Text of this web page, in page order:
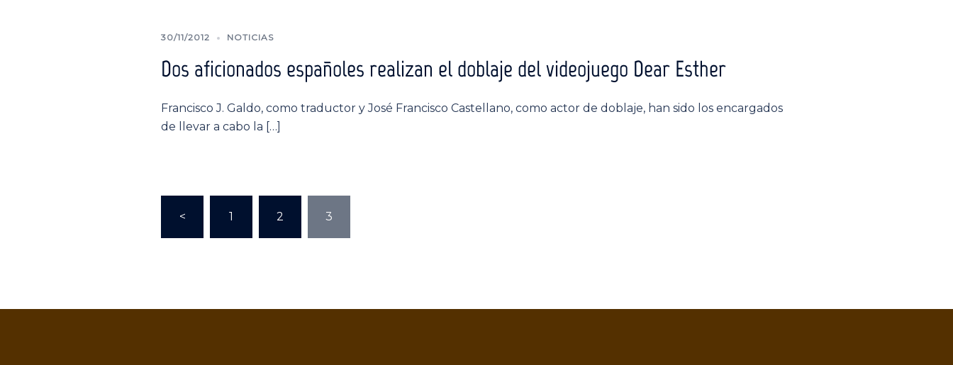
30/11/2012 NOTICIAS
Dos aficionados españoles realizan el doblaje del videojuego Dear Esther
Francisco J. Galdo, como traductor y José Francisco Castellano, como actor de doblaje, han sido los encargados
de llevar a cabo la […]
Paginación
< 1 2 3